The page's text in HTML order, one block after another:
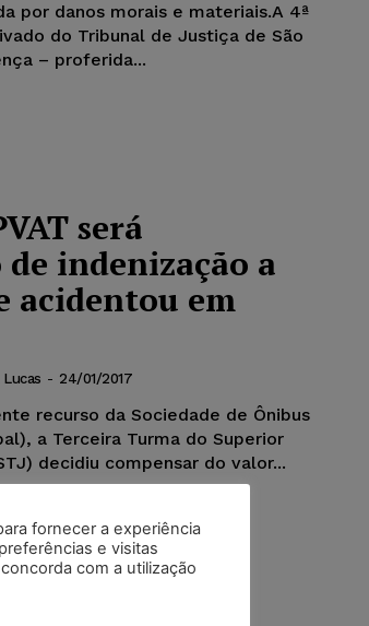
por danos morais e materiais.A 4ª
do Tribunal de Justiça de São
– proferida...
será
indenização a
acidentou em
Lucas - 24/01/2017
recurso da Sociedade de Ônibus
a Terceira Turma do Superior
decidiu compensar do valor...
fornecer a experiência
e visitas
com a utilização